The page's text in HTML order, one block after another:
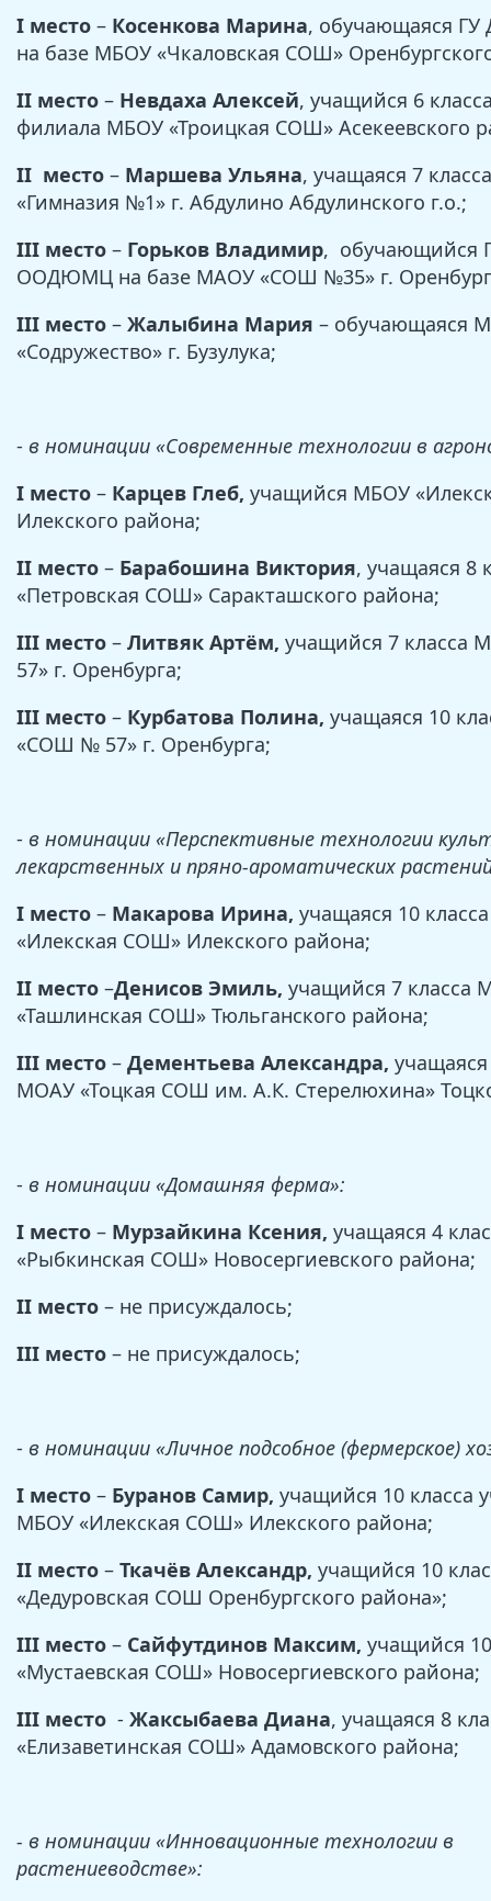
I место – Косенкова Марина, обучающаяся
на базе МБОУ «Чкаловская СОШ»
II место – Невдаха Алексей, учащийся 6
филиала МБОУ «Троицкая СОШ» Асекеевского
II место – Маршева Ульяна, учащаяся 7
«Гимназия №1» г. Абдулино Абдулинского г.о.;
III место – Горьков Владимир, обучающийся
ООДЮМЦ на базе МАОУ «СОШ №35» г.
III место – Жалыбина Мария – обучающаяся
«Содружество» г. Бузулука;
- в номинации «Современные технологии в
I место – Карцев Глеб, учащийся МБОУ
Илекского района;
II место – Барабошина Виктория, учащаяся 8
«Петровская СОШ» Саракташского района;
III место – Литвяк Артём, учащийся 7
57» г. Оренбурга;
III место – Курбатова Полина, учащаяся 10
«СОШ № 57» г. Оренбурга;
- в номинации «Перспективные технологии
лекарственных и пряно-ароматических
I место – Макарова Ирина, учащаяся 10
«Илекская СОШ» Илекского района;
II место –Денисов Эмиль, учащийся 7 класса
«Ташлинская СОШ» Тюльганского района;
III место – Дементьева Александра, учащаяся
МОАУ «Тоцкая СОШ им. А.К. Стерелюхина»
- в номинации «Домашняя ферма»:
I место – Мурзайкина Ксения, учащаяся 4
«Рыбкинская СОШ» Новосергиевского района;
II место – не присуждалось;
III место – не присуждалось;
- в номинации «Личное подсобное (фермерское)
I место – Буранов Самир, учащийся 10 класса
МБОУ «Илекская СОШ» Илекского района;
II место – Ткачёв Александр, учащийся 10
«Дедуровская СОШ Оренбургского района»;
III место – Сайфутдинов Максим, учащийся
«Мустаевская СОШ» Новосергиевского района;
III место - Жаксыбаева Диана, учащаяся 8
«Елизаветинская СОШ» Адамовского района;
- в номинации «Инновационные технологии в
растениеводстве»: